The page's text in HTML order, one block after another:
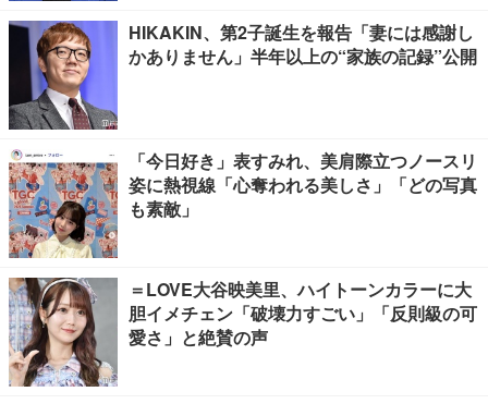
HIKAKIN、第2子誕生を報告「妻には感謝し
かありません」半年以上の“家族の記録”公開
「今日好き」表すみれ、美肩際立つノースリ
姿に熱視線「心奪われる美しさ」「どの写真
も素敵」
＝LOVE大谷映美里、ハイトーンカラーに大
胆イメチェン「破壊力すごい」「反則級の可
愛さ」と絶賛の声